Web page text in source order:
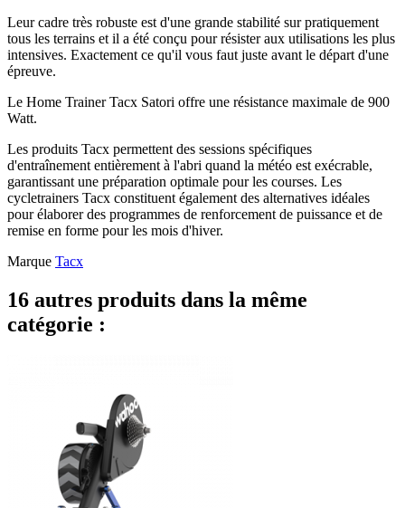
Leur cadre très robuste est d'une grande stabilité sur pratiquement
tous les terrains et il a été conçu pour résister aux utilisations les plus
intensives. Exactement ce qu'il vous faut juste avant le départ d'une
épreuve.
Le Home Trainer Tacx Satori offre une résistance maximale de 900
Watt.
Les produits Tacx permettent des sessions spécifiques
d'entraînement entièrement à l'abri quand la météo est exécrable,
garantissant une préparation optimale pour les courses. Les
cycletrainers Tacx constituent également des alternatives idéales
pour élaborer des programmes de renforcement de puissance et de
remise en forme pour les mois d'hiver.
Marque Tacx
16 autres produits dans la même
catégorie :